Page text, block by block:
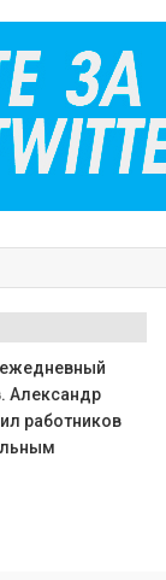
ежедневный
Александр
работников